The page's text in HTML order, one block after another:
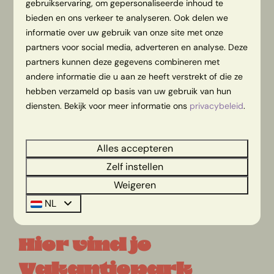
om te wonen van Nederland allemaal in Twente
liggen met Wierden als trotse nummer 1? En dat
begrijpen wij maar al te goed, dus hoeveel redenen
heb je eigenlijk nog meer nodig om bij ons vakantie
te komen vieren...Of je nu met hethele gezinkomt, of
lekker samen met je partner komt kamperen, een
geslaagde vakantie ligt binnen handbereik.
BOEK NU JOUW KAMPEERPLAATS
OF BEKIJK DE PRIJZEN EN BESCHIKBAARHEID
Hier vind je
Vakantiepark
gebruikservaring, om gepersonaliseerde inhoud te
bieden en ons verkeer te analyseren. Ook delen we
informatie over uw gebruik van onze site met onze
partners voor social media, adverteren en analyse. Deze
partners kunnen deze gegevens combineren met
andere informatie die u aan ze heeft verstrekt of die ze
hebben verzameld op basis van uw gebruik van hun
diensten. Bekijk voor meer informatie ons privacybeleid.
Alles accepteren
Zelf instellen
Weigeren
NL